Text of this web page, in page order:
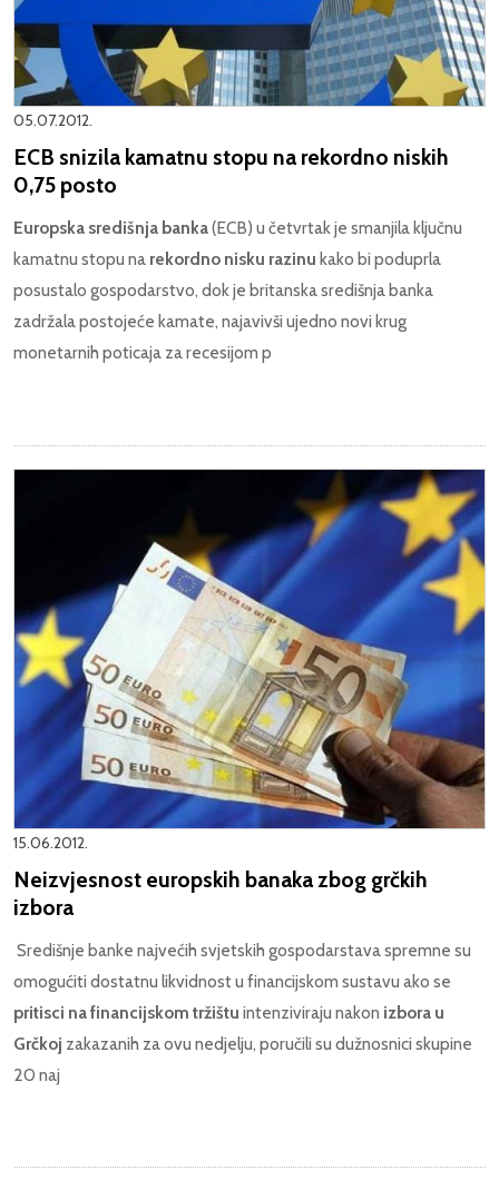
05.07.2012.
ECB snizila kamatnu stopu na rekordno niskih
0,75 posto
Europska središnja banka(ECB) u četvrtak je smanjila ključnu
kamatnu stopu na rekordno nisku razinu kako bi poduprla
posustalo gospodarstvo, dok je britanska središnja banka
zadržala postojeće kamate, najavivši ujedno novi krug
monetarnih poticaja za recesijom p
15.06.2012.
Neizvjesnost europskih banaka zbog grčkih
izbora
Središnje banke najvećih svjetskih gospodarstava spremne su
omogućiti dostatnu likvidnost u financijskom sustavu ako se
pritisci na financijskom tržištu intenziviraju nakon izbora u
Grčkoj zakazanih za ovu nedjelju, poručili su dužnosnici skupine
20 naj